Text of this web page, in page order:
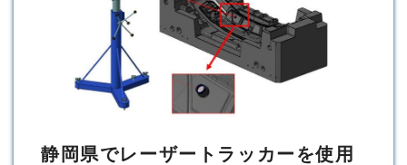
静岡県でレーザートラッカーを使用